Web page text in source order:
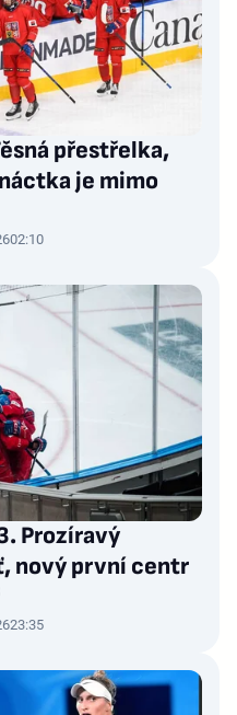
přestřelka,
je mimo
02:10
Prozíravý
nový první centr
23:35